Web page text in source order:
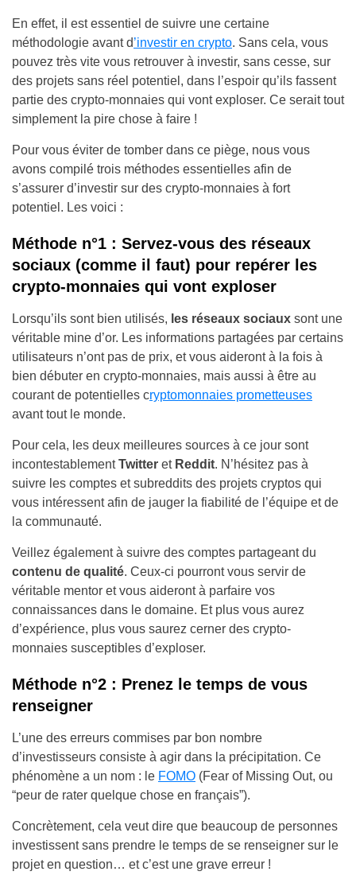
En effet, il est essentiel de suivre une certaine
méthodologie avant d’investir en crypto. Sans cela, vous
pouvez très vite vous retrouver à investir, sans cesse, sur
des projets sans réel potentiel, dans l’espoir qu’ils fassent
partie des crypto-monnaies qui vont exploser. Ce serait tout
simplement la pire chose à faire !
Pour vous éviter de tomber dans ce piège, nous vous
avons compilé trois méthodes essentielles afin de
s’assurer d’investir sur des crypto-monnaies à fort
potentiel. Les voici :
Méthode n°1 : Servez-vous des réseaux
sociaux (comme il faut) pour repérer les
crypto-monnaies qui vont exploser
Lorsqu’ils sont bien utilisés, les réseaux sociaux sont une
véritable mine d’or. Les informations partagées par certains
utilisateurs n’ont pas de prix, et vous aideront à la fois à
bien débuter en crypto-monnaies, mais aussi à être au
courant de potentielles cryptomonnaies prometteuses
avant tout le monde.
Pour cela, les deux meilleures sources à ce jour sont
incontestablementTwitter et Reddit. N’hésitez pas à
suivre les comptes et subreddits des projets cryptos qui
vous intéressent afin de jauger la fiabilité de l’équipe et de
la communauté.
Veillez également à suivre des comptes partageant du
contenu de qualité. Ceux-ci pourront vous servir de
véritable mentor et vous aideront à parfaire vos
connaissances dans le domaine. Et plus vous aurez
d’expérience, plus vous saurez cerner des crypto-
monnaies susceptibles d’exploser.
Méthode n°2 : Prenez le temps de vous
renseigner
L’une des erreurs commises par bon nombre
d’investisseurs consiste à agir dans la précipitation. Ce
phénomène a un nom : le FOMO (Fear of Missing Out, ou
“peur de rater quelque chose en français”).
Concrètement, cela veut dire que beaucoup de personnes
investissent sans prendre le temps de se renseigner sur le
projet en question… et c’est une grave erreur !